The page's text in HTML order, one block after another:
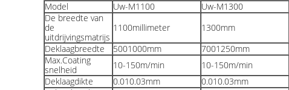
Model Uw-M1100 Uw-M1300
De breedte van
de
uitdrijvingsmatrijs
1100millimeter 1300mm
Deklaagbreedte
5001000mm 7001250mm
Max.Coating
snelheid
10-150m/min 10-150m/min
Deklaagdikte
0.010.03mm 0.010.03mm